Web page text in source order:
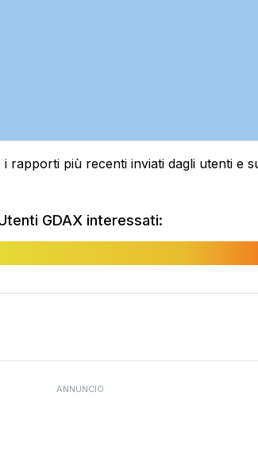
più recenti inviati dagli utenti e
GDAX interessati:
ANNUNCIO